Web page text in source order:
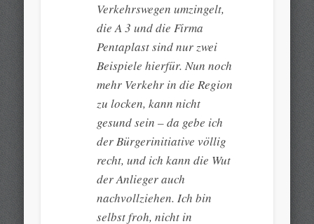
Verkehrswegen umzingelt,
die A 3 und die Firma
Pentaplast sind nur zwei
Beispiele hierfür. Nun noch
mehr Verkehr in die Region
zu locken, kann nicht
gesund sein – da gebe ich
der Bürgerinitiative völlig
recht, und ich kann die Wut
der Anlieger auch
nachvollziehen. Ich bin
selbst froh, nicht in